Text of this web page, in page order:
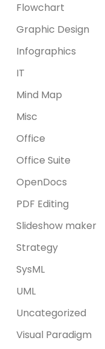
Flowchart
Graphic Design
Infographics
IT
Mind Map
Misc
Office
Office Suite
OpenDocs
PDF Editing
Slideshow maker
Strategy
SysML
UML
Uncategorized
Visual Paradigm